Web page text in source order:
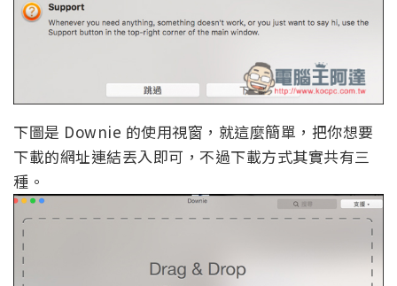
下圖是 Downie 的使用視窗，就這麼簡單，把你想要
下載的網址連結丟入即可，不過下載方式其實共有三
種。